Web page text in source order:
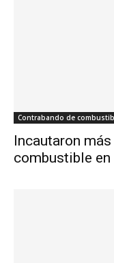
Contrabando de
Incautaron
combustible en